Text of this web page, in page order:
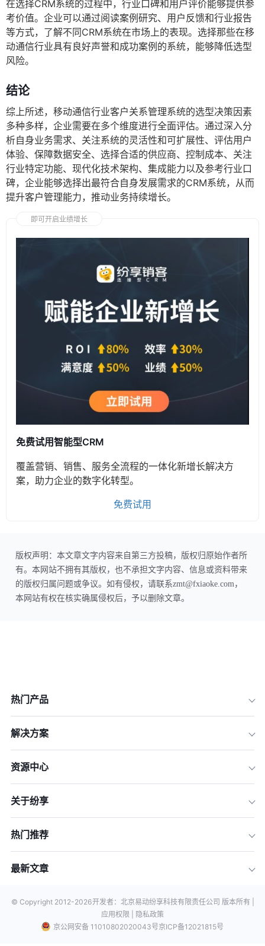
在选择CRM系统的过程中，行业口碑和用户评价能够提供参
考价值。企业可以通过阅读案例研究、用户反馈和行业报告
等方式，了解不同CRM系统在市场上的表现。选择那些在移
动通信行业具有良好声誉和成功案例的系统，能够降低选型
风险。
结论
综上所述，移动通信行业客户关系管理系统的选型决策因素
多种多样，企业需要在多个维度进行全面评估。通过深入分
析自身业务需求、关注系统的灵活性和可扩展性、评估用户
体验、保障数据安全、选择合适的供应商、控制成本、关注
行业特定功能、现代化技术架构、集成能力以及参考行业口
碑，企业能够选择出最符合自身发展需求的CRM系统，从而
提升客户管理能力，推动业务持续增长。
即可开启业绩增长
免费试用智能型CRM
覆盖营销、销售、服务全流程的一体化新增长解决方
案，助力企业的数字化转型。
免费试用
版权声明：本文章文字内容来自第三方投稿，版权归原始作者所
有。本网站不拥有其版权，也不承担文字内容、信息或资料带来
的版权归属问题或争议。如有侵权，请联系zmt@fxiaoke.com，
本网站有权在核实确属侵权后，予以删除文章。
热门产品
解决方案
资源中心
关于纷享
热门推荐
最新文章
© Copyright 2012-2026开发者：北京易动纷享科技有限责任公司 版本所有 |
应用权限 |
隐私政策
京公网安备 11010802020043号京ICP备12021815号